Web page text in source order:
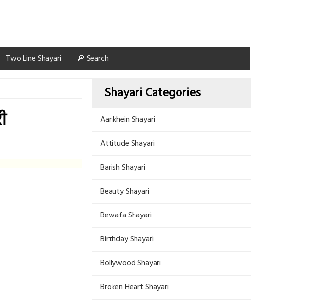
Two Line Shayari 🔎 Search
Shayari Categories
Aankhein Shayari
Attitude Shayari
Barish Shayari
Beauty Shayari
Bewafa Shayari
Birthday Shayari
Bollywood Shayari
Broken Heart Shayari